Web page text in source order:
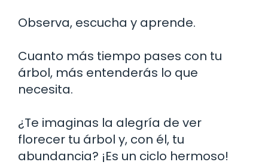
Observa, escucha y aprende.
Cuanto más tiempo pases con tu
árbol, más entenderás lo que
necesita.
¿Te imaginas la alegría de ver
florecer tu árbol y, con él, tu
abundancia? ¡Es un ciclo hermoso!